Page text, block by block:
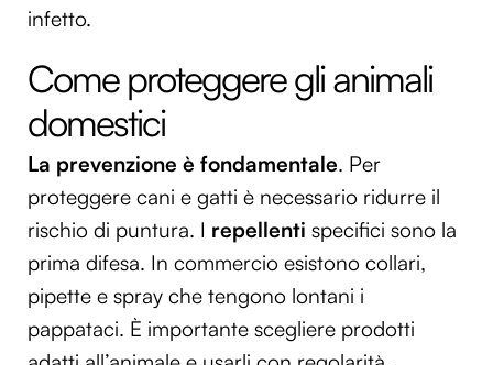
infetto.
Come proteggere gli animali
domestici
La prevenzione è fondamentale. Per
proteggere cani e gatti è necessario ridurre il
rischio di puntura. I repellenti specifici sono la
prima difesa. In commercio esistono collari,
pipette e spray che tengono lontani i
pappataci. È importante scegliere prodotti